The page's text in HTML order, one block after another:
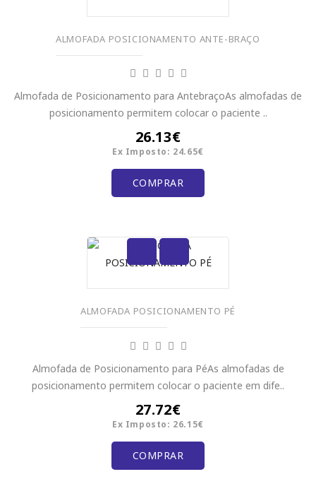
ALMOFADA POSICIONAMENTO ANTE-BRAÇO
Almofada de Posicionamento para AntebraçoAs almofadas de
posicionamento permitem colocar o paciente ..
26.13€
Ex Imposto: 24.65€
COMPRAR
ALMOFADA POSICIONAMENTO PÉ
Almofada de Posicionamento para PéAs almofadas de
posicionamento permitem colocar o paciente em dife..
27.72€
Ex Imposto: 26.15€
COMPRAR